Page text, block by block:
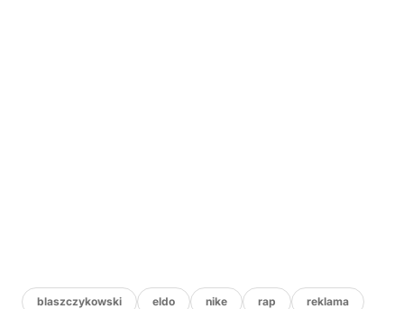
blaszczykowski eldo nike rap reklama